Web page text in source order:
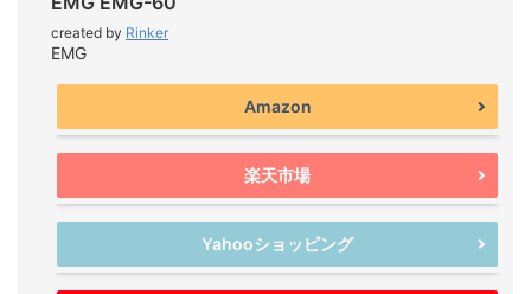
created by Rinker
EMG
Amazon
楽天市場
Yahooショッピング